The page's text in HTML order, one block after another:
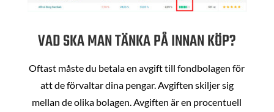
VAD SKA MAN TÄNKA PÅ INNAN KÖP?
Oftast måste du betala en avgift till fondbolagen för
att de förvaltar dina pengar. Avgiften skiljer sig
mellan de olika bolagen. Avgiften är en procentuell